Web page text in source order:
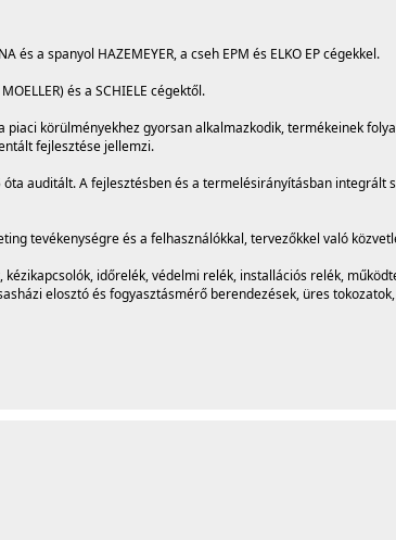
és a spanyol HAZEMEYER, a cseh EPM és ELKO EP cégekkel.
és a SCHIELE cégektől.
körülményekhez gyorsan alkalmazkodik, termékeinek
fejlesztése jellemzi.
auditált. A fejlesztésben és a termelésirányításban integrált
tevékenységre és a felhasználókkal, tervezőkkel való
időrelék, védelmi relék, installációs relék,
elosztó és fogyasztásmérő berendezések, üres